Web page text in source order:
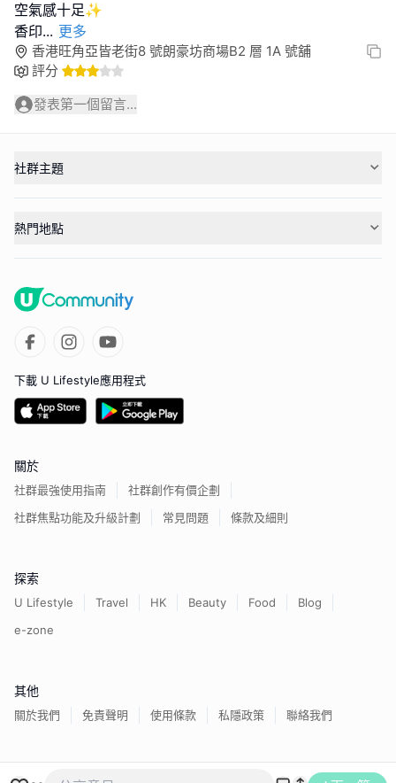
空氣感十足✨
香印... 更多
香港旺角亞皆老街8 號朗豪坊商場B2 層 1A 號舖
評分
發表第一個留言...
社群主題
熱門地點
下載 U Lifestyle應用程式
關於
社群最強使用指南
社群創作有價企劃
社群焦點功能及升級計劃
常見問題 條款及細則
探索
U Lifestyle Travel HK Beauty Food
Blog
e-zone
其他
關於我們 免責聲明 使用條款 私隱政策 聯絡我們